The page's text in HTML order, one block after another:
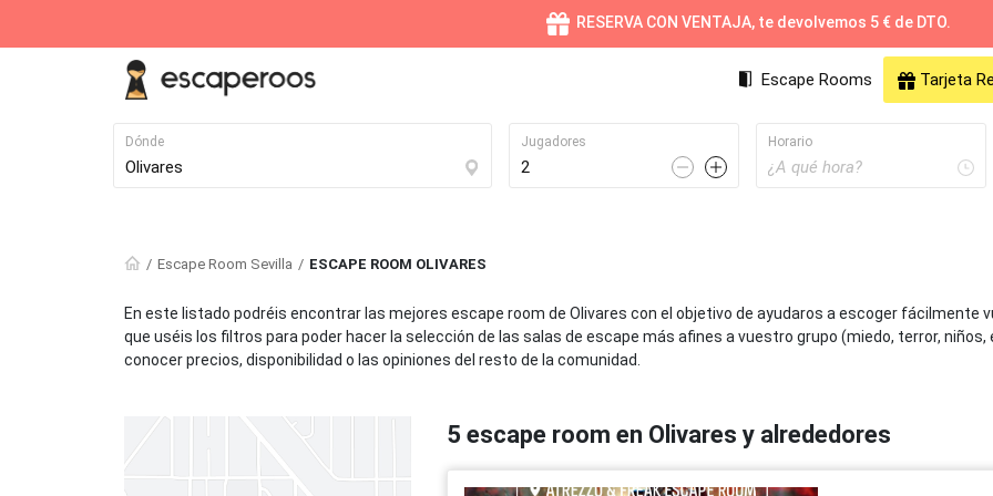
RESERVA CON VENTAJA, te devolvemos 5 € de DTO.
Escape Rooms Tarjeta
Dónde
164 Escape Rooms 119 Escape Rooms 68 Escape Rooms 55 Escape Rooms 41
20 Escape Rooms 17 Escape Rooms
Jugadores Horario
Escape Room Sevilla ESCAPE ROOM OLIVARES
En este listado podréis encontrar las mejores escape room de Olivares con el objetivo de ayudaros a escoger
que uséis los filtros para poder hacer la selección de las salas de escape más afines a vuestro grupo (miedo, terror,
conocer precios, disponibilidad o las opiniones del resto de la comunidad.
5 escape room en Olivares y alrededores